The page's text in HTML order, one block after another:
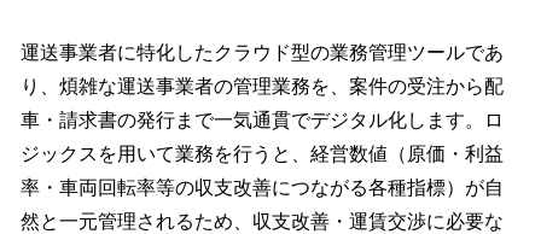
運送事業者に特化したクラウド型の業務管理ツールであ
り、煩雑な運送事業者の管理業務を、案件の受注から配
車・請求書の発行まで一気通貫でデジタル化します。ロ
ジックスを用いて業務を行うと、経営数値（原価・利益
率・車両回転率等の収支改善につながる各種指標）が自
然と一元管理されるため、収支改善・運賃交渉に必要な